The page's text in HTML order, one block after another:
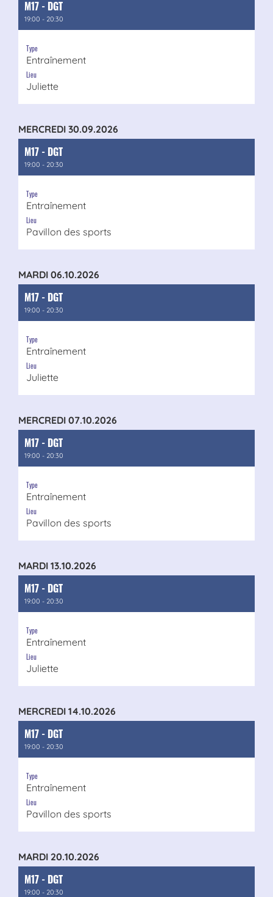
M17 - DGT
19:00 - 20:30
Type
Entraînement
Lieu
Juliette
MERCREDI 30.09.2026
M17 - DGT
19:00 - 20:30
Type
Entraînement
Lieu
Pavillon des sports
MARDI 06.10.2026
M17 - DGT
19:00 - 20:30
Type
Entraînement
Lieu
Juliette
MERCREDI 07.10.2026
M17 - DGT
19:00 - 20:30
Type
Entraînement
Lieu
Pavillon des sports
MARDI 13.10.2026
M17 - DGT
19:00 - 20:30
Type
Entraînement
Lieu
Juliette
MERCREDI 14.10.2026
M17 - DGT
19:00 - 20:30
Type
Entraînement
Lieu
Pavillon des sports
MARDI 20.10.2026
M17 - DGT
19:00 - 20:30